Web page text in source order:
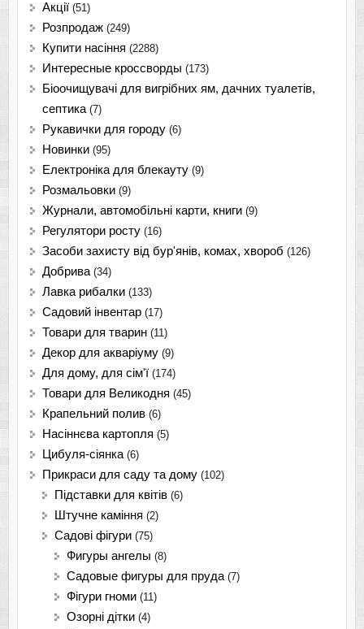
Акції (51)
Розпродаж (249)
Купити насіння (2288)
Интересные кроссворды (173)
Біоочищувачі для вигрібних ям, дачних туалетів,
септика (7)
Рукавички для городу (6)
Новинки (95)
Електроніка для блекауту (9)
Розмальовки (9)
Журнали, автомобільні карти, книги (9)
Регулятори росту (16)
Засоби захисту від бур'янів, комах, хвороб (126)
Добрива (34)
Лавка рибалки (133)
Садовий інвентар (17)
Товари для тварин (11)
Декор для акваріуму (9)
Для дому, для сім'ї (174)
Товари для Великодня (45)
Крапельний полив (6)
Насіннєва картопля (5)
Цибуля-сіянка (6)
Прикраси для саду та дому (102)
Підставки для квітів (6)
Штучне каміння (2)
Садові фігури (75)
Фигуры ангелы (8)
Садовые фигуры для пруда (7)
Фігури гноми (11)
Озорні дітки (4)